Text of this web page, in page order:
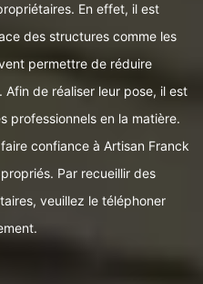
En effet, il est
des structures comme les
permettre de réduire
de réaliser leur pose, il est
professionnels en la matière.
confiance à Artisan Franck
Par recueillir des
veuillez le téléphoner